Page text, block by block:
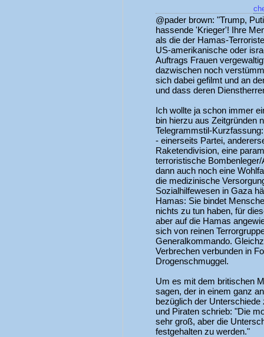
@pader brown: "Trump,
hassende 'Krieger'! Ihre
als die der Hamas-
US-amerikanische oder
Auftrags Frauen
dazwischen noch
sich dabei gefilmt und an
und dass deren
Ich wollte ja schon immer
bin hierzu aus Zeitgründen
Telegrammstil-
- einerseits Partei,
Raketendivision, eine
terroristische
dann auch noch eine
die medizinische
Sozialhilfewesen in Gaza
Hamas: Sie bindet
nichts zu tun haben, für
aber auf die Hamas
sich von reinen
Generalkommando.
Verbrechen verbunden in
Drogenschmuggel.
Um es mit dem britischen
sagen, der in einem ganz
bezüglich der
und Piraten schrieb: "Die
sehr groß, aber die
festgehalten zu werden."